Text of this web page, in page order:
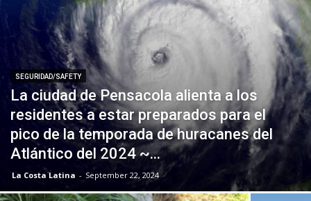
SEGURIDAD/SAFETY
La ciudad de Pensacola alienta a los
residentes a estar preparados para el
pico de la temporada de huracanes del
Atlántico del 2024 ~...
La Costa Latina - September 22, 2024